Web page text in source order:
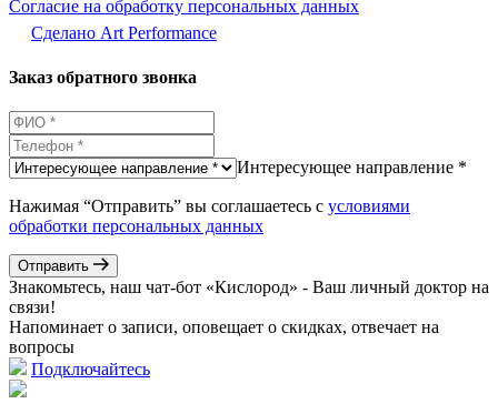
Согласие на обработку персональных данных
Сделано Аrt Performance
Заказ обратного звонка
Интересующее направление *
Нажимая “Отправить” вы соглашаетесь с условиями
обработки персональных данных
Отправить
Знакомьтесь, наш чат-бот «Кислород» - Ваш личный доктор на
связи!
Напоминает о записи, оповещает о скидках, отвечает на
вопросы
Подключайтесь